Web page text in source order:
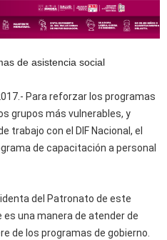
Para reforzar los programas
grupos más vulnerables, y
trabajo con el DIF Nacional, el
de capacitación a personal
del Patronato de este
una manera de atender de
de los programas de gobierno.